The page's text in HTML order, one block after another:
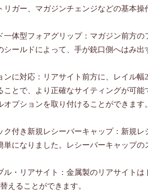
リガー、マガジンチェンジなどの基本操
体型フォアグリップ：マガジン前方の
シールドによって、手が銃口側へはみ出
に対応：リアサイト前方に、レイル幅
ことで、より正確なサイティングが可
オプションを取り付けることができます。
付き新規レシーバーキャップ：新規
単になりました。レシーバーキャップ
・リアサイト：金属製のリアサイトは
えることができます。